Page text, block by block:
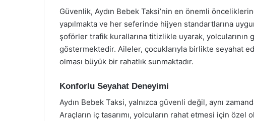
Güvenlik, Aydın Bebek Taksi’nin en önemli
yapılmakta ve her seferinde hijyen standartlarına
şoförler trafik kurallarına titizlikle uyarak,
göstermektedir. Aileler, çocuklarıyla birlikte seyahat
olması büyük bir rahatlık sunmaktadır.
Konforlu Seyahat Deneyimi
Aydın Bebek Taksi, yalnızca güvenli değil, aynı
Araçların iç tasarımı, yolcuların rahat etmesi için